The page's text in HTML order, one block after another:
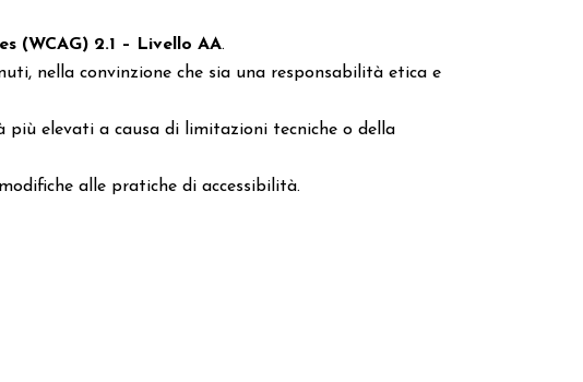
(WCAG) 2.1 – Livello AA.
nella convinzione che sia una responsabilità etica e
elevati a causa di limitazioni tecniche o della
alle pratiche di accessibilità.